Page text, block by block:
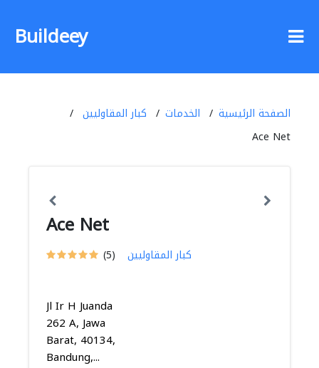
Buildeey
الصفحة الرئيسية الخدمات
كبار المقاوليين
Ace Net
Ace Net
(5) كبار المقاوليين
Jl Ir H Juanda
262 A, Jawa
Barat, 40134,
Bandung,...